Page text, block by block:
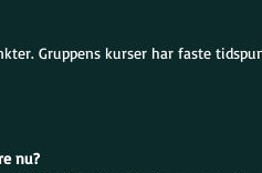
Gruppens kurser har faste
nu?